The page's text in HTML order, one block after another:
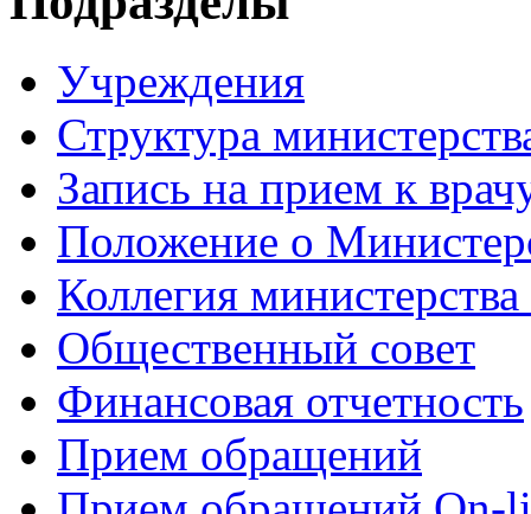
Учреждения
Структура
Запись на прием к
Положение о
Коллегия
Общественный совет
Финансовая отчетность
Прием обращений